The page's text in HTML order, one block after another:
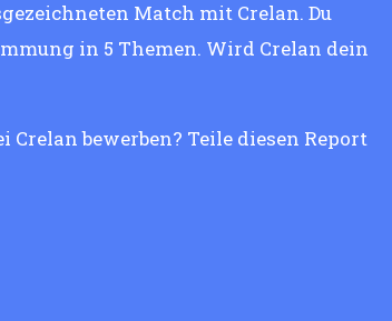
Match mit Crelan. Du
in 5 Themen. Wird Crelan dein
Crelan bewerben? Teile diesen Report